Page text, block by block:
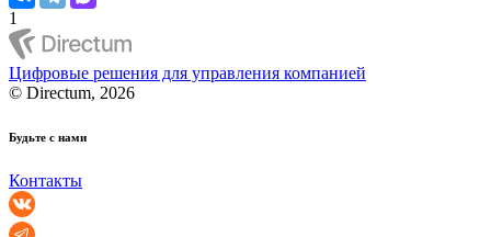
1
Цифровые решения для управления компанией
© Directum, 2026
Будьте с нами
Контакты